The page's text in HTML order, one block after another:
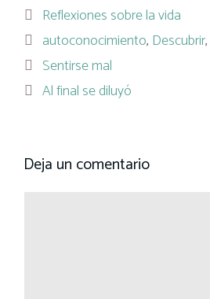
Categorías
Reflexiones sobre la vida
Etiquetas
autoconocimiento, Descubrir,
Sentirse mal
Al final se diluyó
Deja un comentario